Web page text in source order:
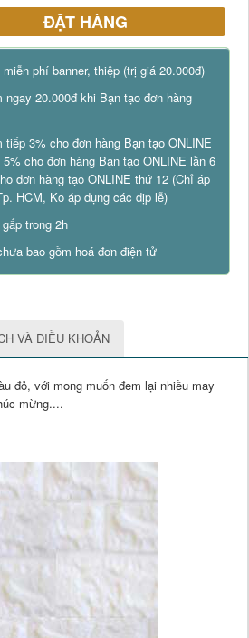
ĐẶT HÀNG
miễn phí banner, thiệp (trị giá 20.000đ)
ngay 20.000đ khi Bạn tạo đơn hàng
tiếp 3% cho đơn hàng Bạn tạo ONLINE
cho đơn hàng Bạn tạo ONLINE lần 6
đơn hàng tạo ONLINE thứ 12 (Chỉ áp
HCM, Ko áp dụng các dịp lễ)
trong 2h
bao gồm hoá đơn điện tử
VÀ ĐIỀU KHOẢN
đỏ, với mong muốn đem lại nhiều may
mừng....